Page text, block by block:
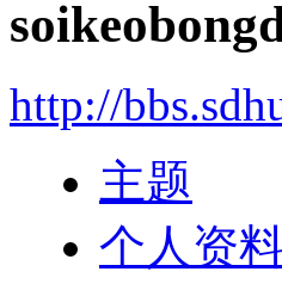
http://
主题
个人资